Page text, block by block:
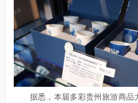
据悉，本届多彩贵州旅游商品